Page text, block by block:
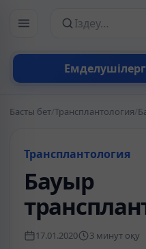
Сайттан іздеу
Басты бет/Трансплантология/
Трансплантология
Бауыр
17.01.2020 3 минут оқу